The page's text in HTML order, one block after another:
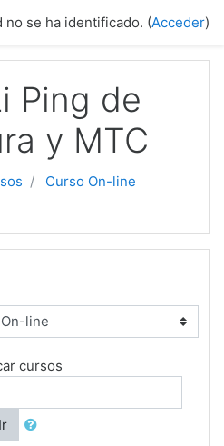
no se ha identificado. (Acceder)
Ping de
y MTC
Curso On-line
cursos
Ir